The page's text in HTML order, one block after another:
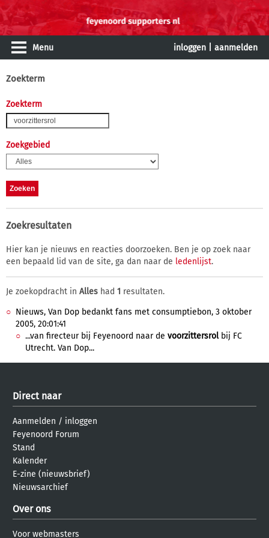
Menu inloggen aanmelden
Zoekterm
Zoekterm
Zoekgebied
Zoekresultaten
Hier kan je nieuws en reacties doorzoeken. Ben je op zoek naar
een bepaald lid van de site, ga dan naar de ledenlijst.
Je zoekopdracht in Alles had 1 resultaten.
Nieuws, Van Dop bedankt fans met consumptiebon, 3 oktober
2005, 20:01:41
...van firecteur bij Feyenoord naar de voorzittersrolbij FC
Utrecht. Van Dop...
Direct naar
Aanmelden / inloggen
Feyenoord Forum
Stand
Kalender
E-zine (nieuwsbrief)
Nieuwsarchief
Over ons
Voor webmasters